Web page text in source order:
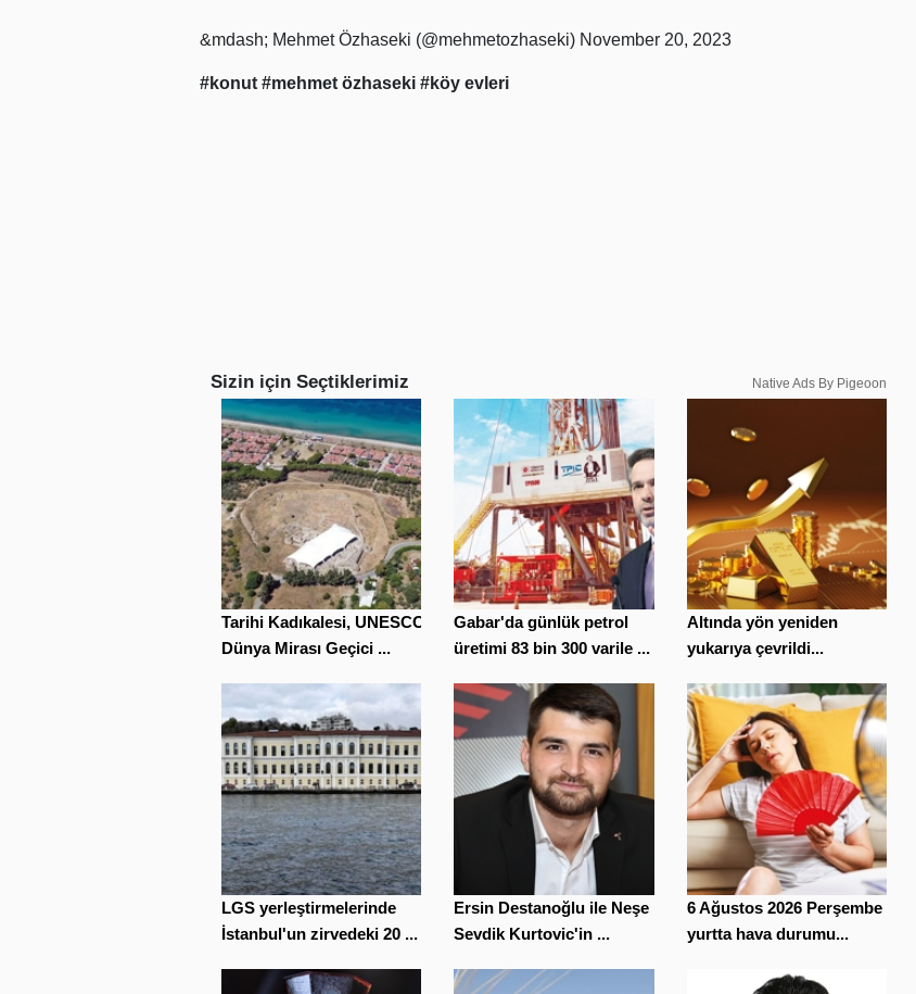
&mdash; Mehmet Özhaseki (@mehmetozhaseki) November 20, 2023
#konut #mehmet özhaseki #köy evleri
Sizin için Seçtiklerimiz Native Ads By Pigeoon
Tarihi Kadıkalesi, UNESCO
Dünya Mirası Geçici ...
Gabar'da günlük petrol
üretimi 83 bin 300 varile ...
Altında yön yeniden
yukarıya çevrildi...
LGS yerleştirmelerinde
İstanbul'un zirvedeki 20 ...
Ersin Destanoğlu ile Neşe
Sevdik Kurtovic'in ...
6 Ağustos 2026 Perşembe
yurtta hava durumu...